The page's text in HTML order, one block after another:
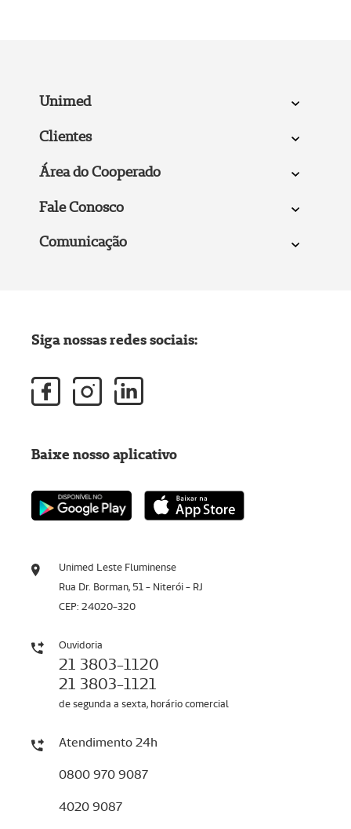
Unimed
Clientes
Área do Cooperado
Fale Conosco
Comunicação
Unimed Leste Fluminense
Rua Dr. Borman, 51 - Niterói - RJ
CEP: 24020-320
Ouvidoria
21 3803-1120
21 3803-1121
de segunda a sexta, horário comercial
Atendimento 24h
0800 970 9087
4020 9087
Siga nossas redes sociais:
Baixe nosso aplicativo